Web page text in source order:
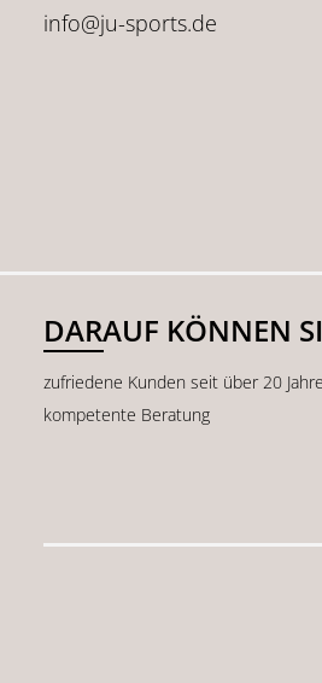
info@ju-sports.de
DARAUF KÖNNEN
zufriedene Kunden seit über 20
kompetente Beratung